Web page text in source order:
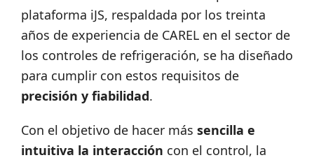
plataforma iJS, respaldada por los treinta
años de experiencia de CAREL en el sector de
los controles de refrigeración, se ha diseñado
para cumplir con estos requisitos de
precisión y fiabilidad.
Con el objetivo de hacer más sencilla e
intuitiva la interacción con el control, la